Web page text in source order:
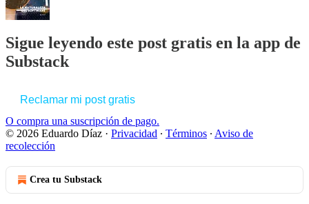
Sigue leyendo este post gratis en la app de
Substack
Reclamar mi post gratis
O compra una suscripción de pago.
© 2026 Eduardo Díaz · Privacidad ∙ Términos ∙ Aviso de
recolección
Crea tu Substack